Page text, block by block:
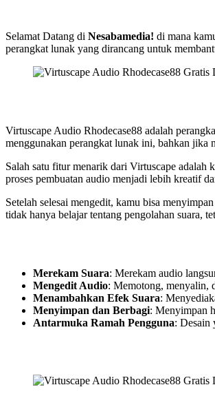
Selamat Datang di Nesabamedia! di mana
perangkat lunak yang dirancang untuk
Virtuscape Audio Rhodecase88 adalah
menggunakan perangkat lunak ini, bahkan jika
Salah satu fitur menarik dari Virtuscape adalah
proses pembuatan audio menjadi lebih kreatif
Setelah selesai mengedit, kamu bisa
tidak hanya belajar tentang pengolahan suara,
Merekam Suara: Merekam audio
Mengedit Audio: Memotong, menyalin,
Menambahkan Efek Suara:
Menyimpan dan Berbagi: Menyimpan
Antarmuka Ramah Pengguna: Desain